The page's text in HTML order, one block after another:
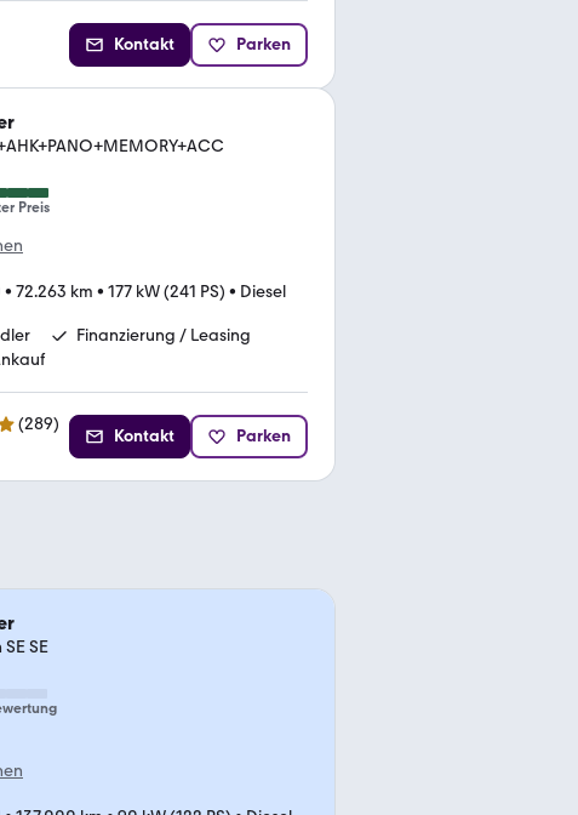
Kontakt Parken
Preis
• 72.263 km • 177 kW (241 PS) • Diesel
Finanzierung / Leasing
(289)
Kontakt Parken
SE